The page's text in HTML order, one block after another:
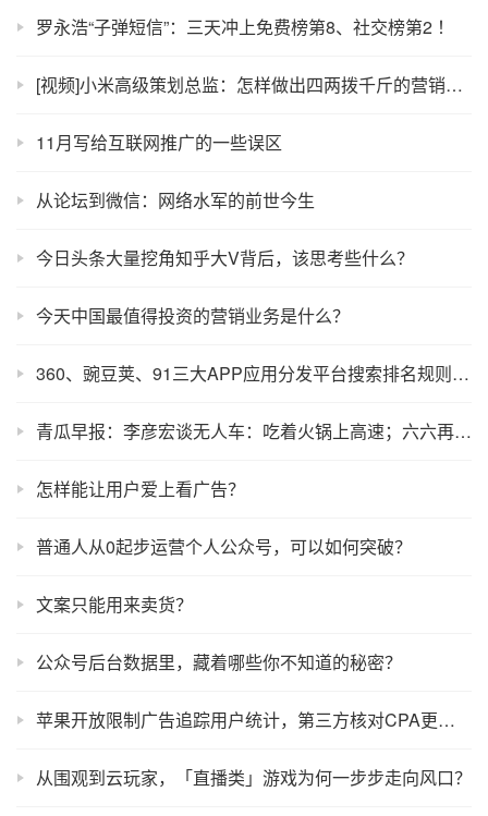
罗永浩“子弹短信”：三天冲上免费榜第8、社交榜第2 ！
[视频]小米高级策划总监：怎样做出四两拨千斤的营销创意？
11月写给互联网推广的一些误区
从论坛到微信：网络水军的前世今生
今日头条大量挖角知乎大V背后，该思考些什么？
今天中国最值得投资的营销业务是什么？
360、豌豆荚、91三大APP应用分发平台搜索排名规则分析
青瓜早报：李彦宏谈无人车：吃着火锅上高速；六六再发声，自称微信被禁言；中国联通2017年营收2748亿元…
怎样能让用户爱上看广告？
普通人从0起步运营个人公众号，可以如何突破？
文案只能用来卖货？
公众号后台数据里，藏着哪些你不知道的秘密？
苹果开放限制广告追踪用户统计，第三方核对CPA更加方便！
从围观到云玩家，「直播类」游戏为何一步步走向风口？